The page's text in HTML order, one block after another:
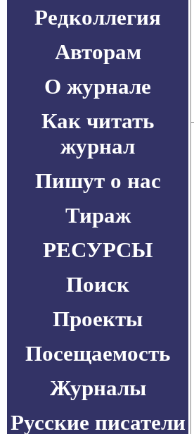
Редколлегия
Авторам
О журнале
Как читать
журнал
Пишут о нас
Тираж
РЕСУРСЫ
Поиск
Проекты
Посещаемость
Журналы
Русские писатели